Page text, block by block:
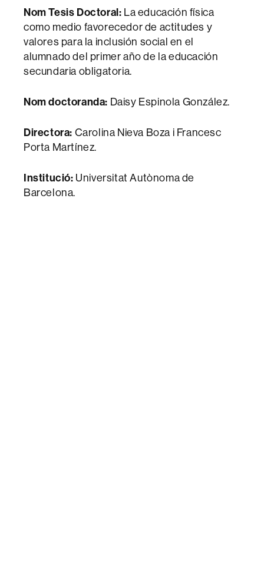
Nom Tesis Doctoral: La educación física
como medio favorecedor de actitudes y
valores para la inclusión social en el
alumnado del primer año de la educación
secundaria obligatoria.
Nom doctoranda: Daisy Espinola González.
Directora: Carolina Nieva Boza i Francesc
Porta Martínez.
Institució: Universitat Autònoma de
Barcelona.